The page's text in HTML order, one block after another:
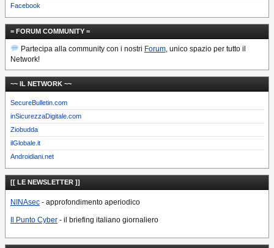
Facebook
= FORUM COMMUNITY =
Partecipa alla community con i nostri Forum, unico spazio per tutto il
Network!
~~ IL NETWORK ~~
SecureBulletin.com
inSicurezzaDigitale.com
Ziobudda
ilGlobale.it
Androidiani.net
[[ LE NEWSLETTER ]]
NINAsec - approfondimento aperiodico
Il Punto Cyber - il briefing italiano giornaliero